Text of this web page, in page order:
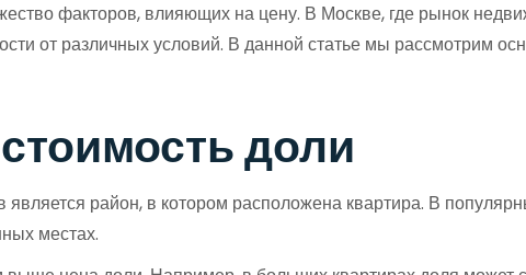
факторов, влияющих на цену. В Москве, где рынок
от различных условий. В данной статье мы рассмотрим
доли
район, в котором расположена квартира. В
местах.